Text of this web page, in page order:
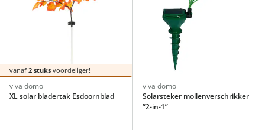
vanaf 2 stuks voordeliger!
viva domo
XL solar bladertak Esdoornblad
viva domo
Solarsteker mollenverschrikker
“2-in-1”